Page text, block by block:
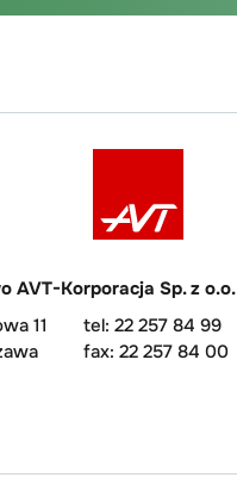
AVT-Korporacja Sp. z o.o.
11
tel: 22 257 84 99
fax: 22 257 84 00